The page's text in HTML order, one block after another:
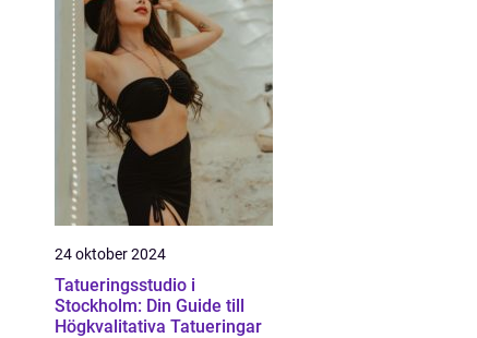
24 oktober 2024
Tatueringsstudio i
Stockholm: Din Guide till
Högkvalitativa Tatueringar